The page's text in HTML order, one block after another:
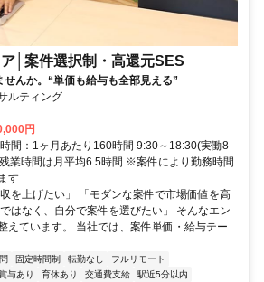
│案件選択制・高還元SES
んか。“単価も給与も全部見える”
ルティング
円
間：1ヶ月あたり160時間 9:30～18:30(実働8
業時間は月平均6.5時間 ※案件により勤務時間
す
を上げたい」 「モダンな案件で市場価値を高
はなく、自分で案件を選びたい」 そんなエン
えています。 当社では、案件単価・給与テー
固定時間制 転勤なし
フルリモート
与あり 育休あり 交通費支給
駅近5分以内